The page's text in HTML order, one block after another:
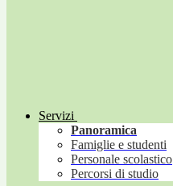
Servizi
Panoramica
Famiglie e studenti
Personale scolastico
Percorsi di studio